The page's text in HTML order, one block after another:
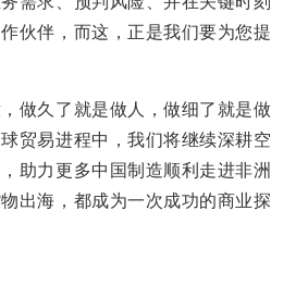
伙伴，而这，正是我们要为您提
做久了就是做人，做细了就是做
贸易进程中，我们将继续深耕空
助力更多中国制造顺利走进非洲
出海，都成为一次成功的商业探